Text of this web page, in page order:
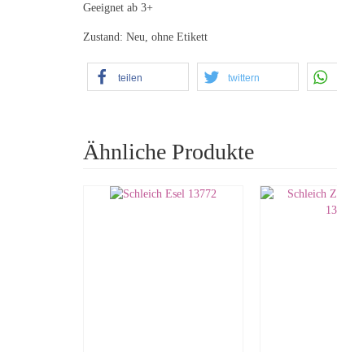
Geeignet ab 3+
Zustand: Neu, ohne Etikett
teilen twittern
Ähnliche Produkte